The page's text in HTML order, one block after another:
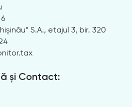
S.A., etajul 3, bir. 320
și Contact: